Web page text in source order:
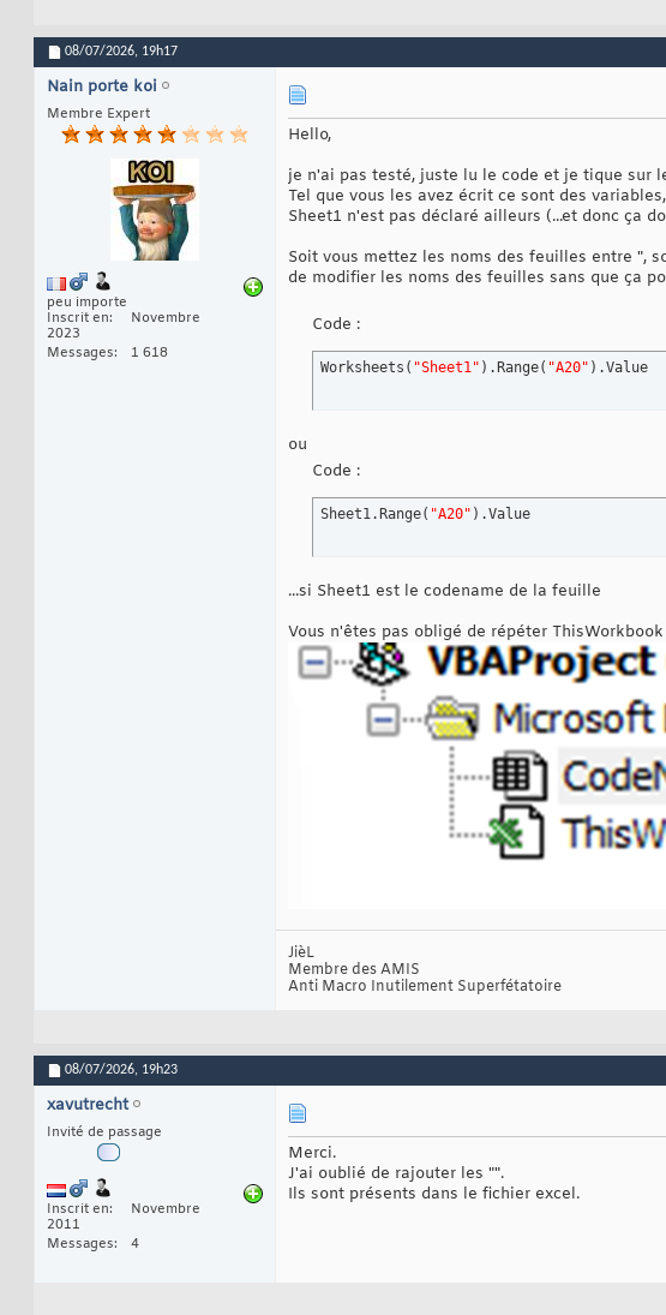
08/07/2026, 19h17
Nain porte koi
Membre Expert
peu importe
Inscrit en
Novembre
2023
Messages
1 618
Hello,
je n'ai pas testé, juste lu le code et je tique sur
Tel que vous les avez écrit ce sont des
Sheet1 n'est pas déclaré ailleurs (...et donc ça
Soit vous mettez les noms des feuilles entre ",
de modifier les noms des feuilles sans que ça
Code :
Worksheets ( "Sheet1" ) .Range( "A20" ) .Value
ou
Code :
Sheet1.Range( "A20" ) .Value
...si Sheet1 est le codename de la feuille
Vous n'êtes pas obligé de répéter
JièL
Membre des AMIS
Anti Macro Inutilement Superfétatoire
08/07/2026, 19h23
xavutrecht
Invité de passage
Inscrit en
Novembre
2011
Messages
4
Merci.
J'ai oublié de rajouter les "".
Ils sont présents dans le fichier excel.